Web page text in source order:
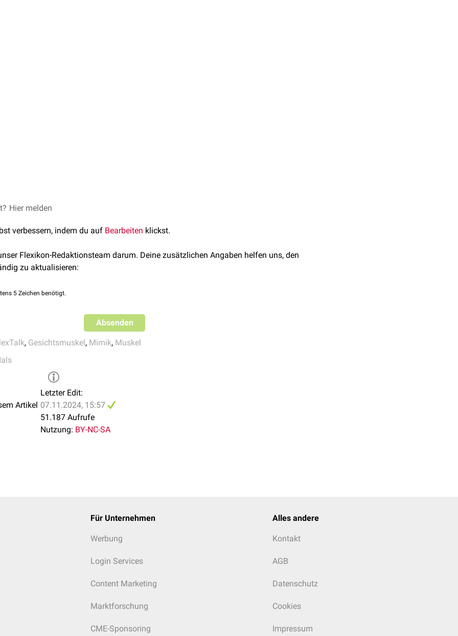
temporalis, hinter der
Hier melden
verbessern, indem du auf Bearbeiten klickst.
Flexikon-Redaktionsteam darum. Deine zusätzlichen Angaben helfen uns, den
zu aktualisieren:
5 Zeichen benötigt.
Absenden
, Gesichtsmuskel, Mimik, Muskel
Artikel
Letzter Edit:
07.11.2024, 15:57
51.187 Aufrufe
Nutzung: BY-NC-SA
Für Unternehmen
Werbung
Login Services
Content Marketing
Marktforschung
CME-Sponsoring
Alles andere
Kontakt
AGB
Datenschutz
Cookies
Impressum